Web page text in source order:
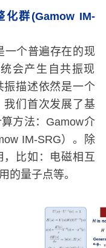
群(Gamow IM-
一个普遍存在的现
会产生自共振现
振描述依然是一个
我们首次发展了基
方法：Gamow介
IM-SRG）。除
，比如：电磁相互
的量子点等。